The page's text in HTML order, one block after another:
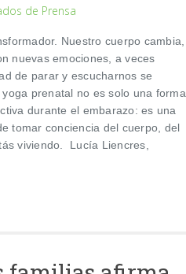
de Prensa
Nuestro cuerpo cambia,
nuevas emociones, a veces
de parar y escucharnos se
prenatal no es solo una forma
durante el embarazo: es una
tomar conciencia del cuerpo, del
viviendo. Lucía Liencres,